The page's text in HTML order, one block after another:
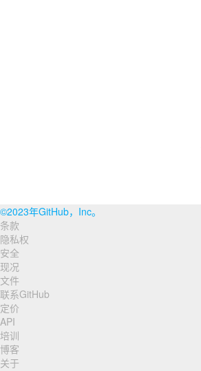
©2023年GitHub，Inc。
页
脚
导
航
条款
隐私权
安全
现况
文件
联系GitHub
定价
API
培训
博客
关于